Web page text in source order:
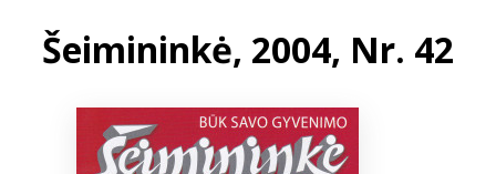
Leidiniai
Naujienos
Šeimininkė, 2004, Nr. 42